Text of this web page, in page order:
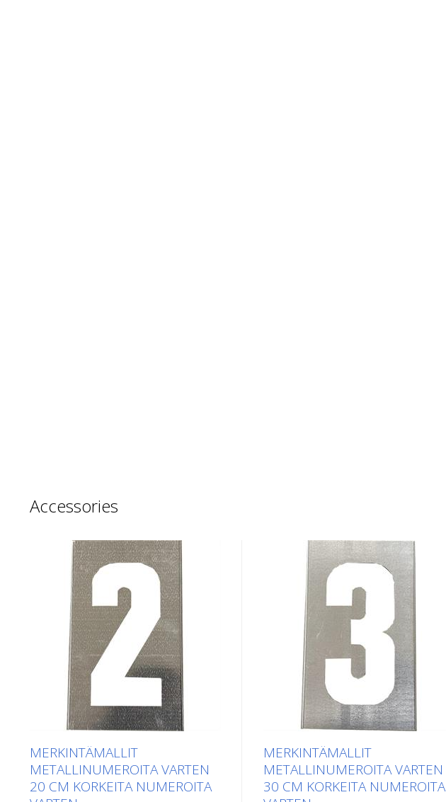
Accessories
MERKINTÄMALLIT
METALLINUMEROITA VARTEN
20 CM KORKEITA NUMEROITA
MERKINTÄMALLIT
METALLINUMEROITA VARTEN
30 CM KORKEITA NUMEROITA